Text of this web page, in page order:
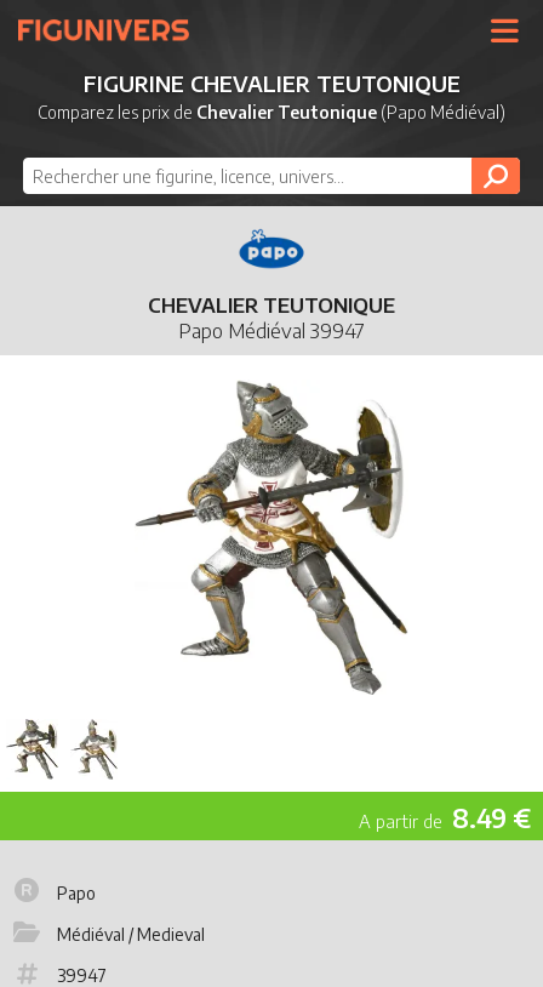
UNIVERS
LICENCES
NOUVEAUTÉS
DERNIERS AJOUTS
FIGURINE CHEVALIER TEUTONIQUE
Comparez les prix de Chevalier Teutonique (Papo Médiéval)
CHEVALIER TEUTONIQUE
Papo Médiéval 39947
8.49 €
Papo
Médiéval / Medieval
39947